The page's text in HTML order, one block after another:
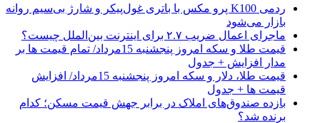
ردمی K100 پرو مکس با باتری غول‌پیکر و شارژ بی‌سیم روانه
بازار می‌شود
ماجرای اعمال ضریب ۲.۷ برای اینترنت بین‌الملل چیست؟
قیمت طلا و سکه امروز پنجشنبه 15مرداد/ تمام قیمت ها بر
مدار افزایش + جدول
قیمت طلا، دلار و سکه امروز پنجشنبه 15مرداد/ افزایش
قیمت ها + جدول
بازده صندوق‌های املاک در برابر جهش قیمت مسکن؛ کدام
برنده شد؟